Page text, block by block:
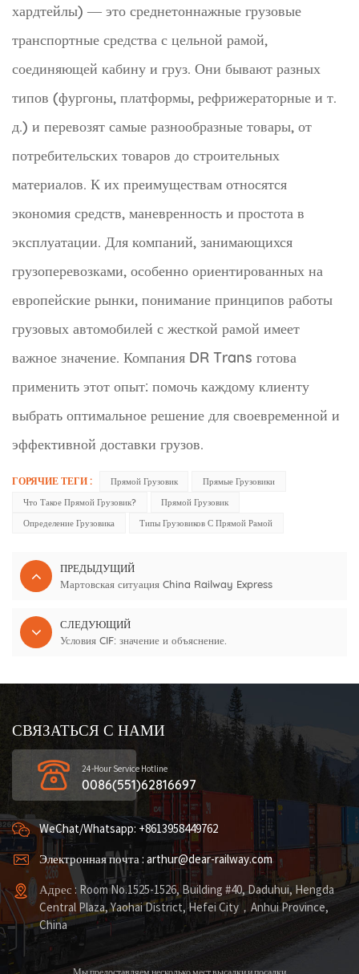
хардтейлы) — это среднетоннажные грузовые
транспортные средства с цельной рамой,
соединяющей кабину и груз. Они бывают разных
типов (фургоны, платформы, рефрижераторные и т.
д.) и перевозят самые разнообразные товары, от
потребительских товаров до строительных
материалов. К их преимуществам относятся
экономия средств, маневренность и простота в
эксплуатации. Для компаний, занимающихся
грузоперевозками, особенно ориентированных на
европейские рынки, понимание принципов работы
грузовых автомобилей с жесткой рамой имеет
важное значение. Компания DR Trans готова
применить этот опыт: помочь каждому клиенту
выбрать оптимальное решение для своевременной и
эффективной доставки грузов.
ГОРЯЧИЕ ТЕГИ : Прямой Грузовик
Прямые Грузовики
Что Такое Прямой Грузовик?
Прямой Грузовик
Определение Грузовика
Типы Грузовиков С Прямой Рамой
ПРЕДЫДУЩИЙ
Мартовская ситуация China Railway Express
СЛЕДУЮЩИЙ
Условия CIF: значение и объяснение.
СВЯЗАТЬСЯ С НАМИ
24-Hour Service Hotline
0086(551)62816697
WeChat/Whatsapp: +8613958449762
Электронная почта : arthur@dear-railway.com
Адрес : Room No.1525-1526, Building #40, Daduhui, Hengda
Central Plaza, Yaohai District, Hefei City，Anhui Province,
China